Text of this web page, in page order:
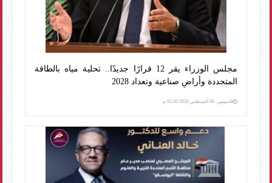
مجلس الوزراء يقر 12 قرارًا جديدًا.. تحلية مياه بالطاقة
المتجددة وأراضٍ صناعية وتعداد 2028
الخميس، 06 أغسطس 2026 02:40 م